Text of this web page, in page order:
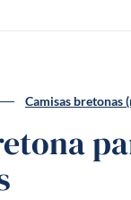
Camisas bretonas